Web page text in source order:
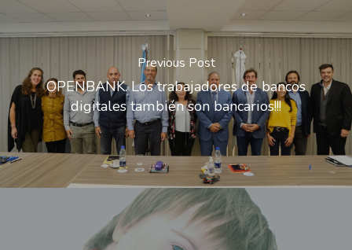
Previous Post
OPENBANK. Los trabajadores de bancos
digitales también son bancarios!!!